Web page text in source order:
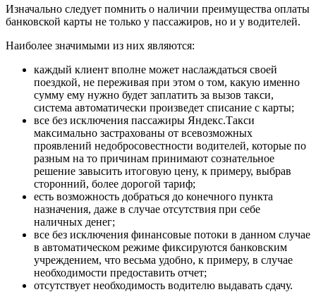
Изначально следует помнить о наличии преимущества оплаты
банковской карты не только у пассажиров, но и у водителей.
Наиболее значимыми из них являются:
каждый клиент вполне может наслаждаться своей
поездкой, не переживая при этом о том, какую именно
сумму ему нужно будет заплатить за вызов такси,
система автоматически произведет списание с карты;
все без исключения пассажиры Яндекс.Такси
максимально застрахованы от всевозможных
проявлений недобросовестности водителей, которые по
разным на то причинам принимают сознательное
решение завысить итоговую цену, к примеру, выбрав
сторонний, более дорогой тариф;
есть возможность добраться до конечного пункта
назначения, даже в случае отсутствия при себе
наличных денег;
все без исключения финансовые потоки в данном случае
в автоматическом режиме фиксируются банковским
учреждением, что весьма удобно, к примеру, в случае
необходимости предоставить отчет;
отсутствует необходимость водителю выдавать сдачу.